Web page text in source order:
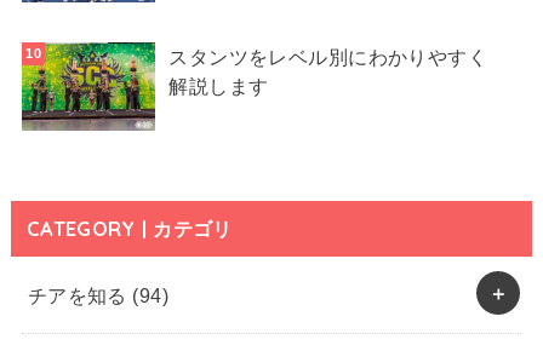
スタンツをレベル別にわかりやすく
解説します
CATEGORY | カテゴリ
チアを知る (94)